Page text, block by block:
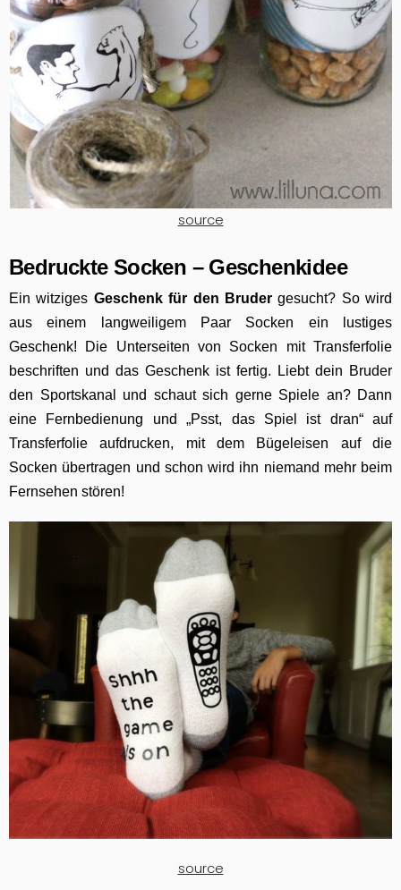
source
Bedruckte Socken – Geschenkidee
Ein witziges Geschenk für den Brudergesucht? So wird
aus einem langweiligem Paar Socken ein lustiges
Geschenk! Die Unterseiten von Socken mit Transferfolie
beschriften und das Geschenk ist fertig. Liebt dein Bruder
den Sportskanal und schaut sich gerne Spiele an? Dann
eine Fernbedienung und „Psst, das Spiel ist dran“ auf
Transferfolie aufdrucken, mit dem Bügeleisen auf die
Socken übertragen und schon wird ihn niemand mehr beim
Fernsehen stören!
source